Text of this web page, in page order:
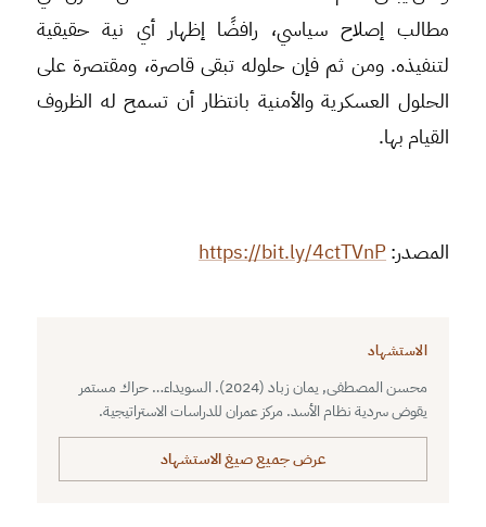
مطالب إصلاح سياسي، رافضًا إظهار أي نية حقيقية
لتنفيذه. ومن ثم فإن حلوله تبقى قاصرة، ومقتصرة على
الحلول العسكرية والأمنية بانتظار أن تسمح له الظروف
القيام بها.
المصدر:https://bit.ly/4ctTVnP
الاستشهاد
محسن المصطفى, يمان زباد (2024). السويداء… حراك مستمر
يقوض سردية نظام الأسد. مركز عمران للدراسات الاستراتيجية.
عرض جميع صيغ الاستشهاد